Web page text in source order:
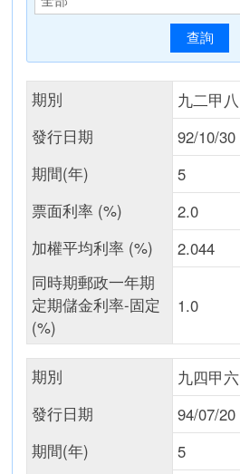
期別
九二甲八
發行日期
92/10/30
期間(年)
5
票面利率 (%)
2.0
加權平均利率 (%)
2.044
同時期郵政一年期
定期儲金利率-固定
(%)
1.0
期別
九四甲六
發行日期
94/07/20
期間(年)
5